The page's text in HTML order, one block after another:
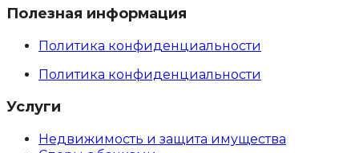
Полезная информация
Политика конфиденциальности
Политика конфиденциальности
Услуги
Недвижимость и защита имущества